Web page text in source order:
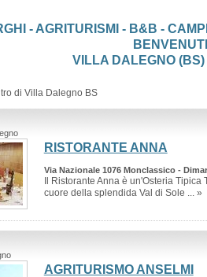
- AGRITURISMI - B&B -
VILLA DALEGNO
di Villa Dalegno BS
RISTORANTE ANNA
Via Nazionale 1076 Monclassico -
Il Ristorante Anna è un'Osteria
cuore della splendida Val di Sole ... »
AGRITURISMO ANSELMI